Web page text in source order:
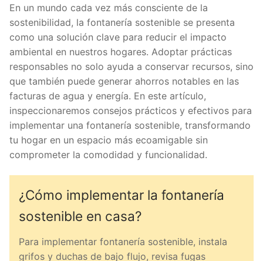
En un mundo cada vez más consciente de la
sostenibilidad, la fontanería sostenible se presenta
como una solución clave para reducir el impacto
ambiental en nuestros hogares. Adoptar prácticas
responsables no solo ayuda a conservar recursos, sino
que también puede generar ahorros notables en las
facturas de agua y energía. En este artículo,
inspeccionaremos consejos prácticos y efectivos para
implementar una fontanería sostenible, transformando
tu hogar en un espacio más ecoamigable sin
comprometer la comodidad y funcionalidad.
¿Cómo implementar la fontanería
sostenible en casa?
Para implementar fontanería sostenible, instala
grifos y duchas de bajo flujo, revisa fugas